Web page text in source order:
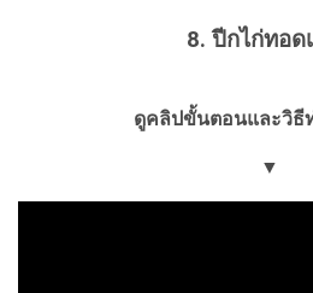
8. ปีกไก่ทอด
ดูคลิปขั้นตอนและวิธี
▼